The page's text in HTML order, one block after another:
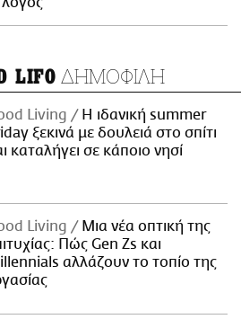
LIFO ΔΗΜΟΦΙΛΗ
Living
Η ιδανική summer
ξεκινά με δουλειά στο σπίτι
καταλήγει σε κάποιο νησί
Living
Μια νέα οπτική της
Πώς Gen Zs και
αλλάζουν το τοπίο της